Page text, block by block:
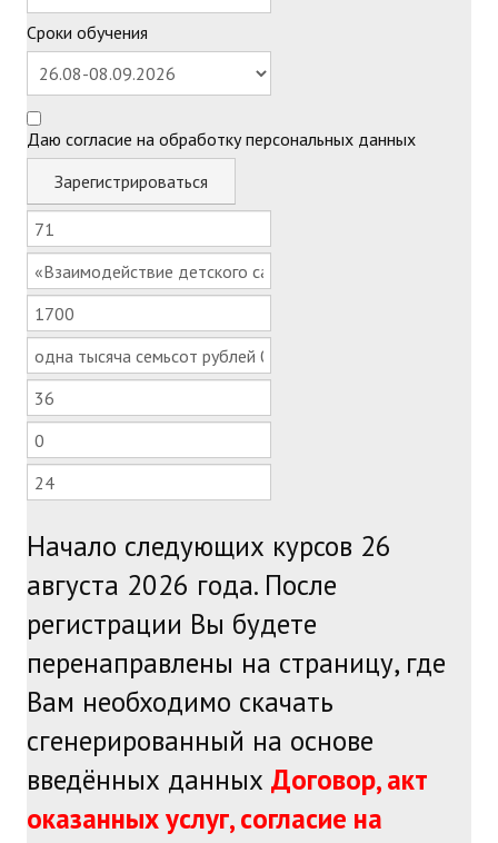
Сроки обучения
Даю согласие на обработку персональных данных
Начало следующих курсов 26
августа 2026 года. После
регистрации Вы будете
перенаправлены на страницу, где
Вам необходимо скачать
сгенерированный на основе
введённых данных Договор, акт
оказанных услуг, согласие на